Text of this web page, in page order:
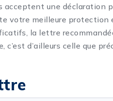
acceptent une déclaration
votre meilleure protection
la lettre
c’est d’ailleurs celle que